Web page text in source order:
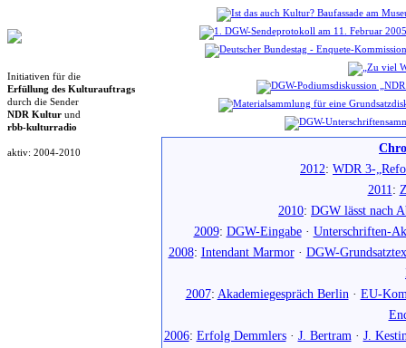
Initiativen für die
Erfüllung des Kulturauftrags
durch die Sender
NDR Kultur und
rbb-kulturradio
aktiv: 2004-2010
2012: WDR 3-
2011:
2010: DGW lässt nach
2009: DGW-Eingabe· Unterschriften-
2008: Intendant Marmor· DGW-
2007: Akademiegespräch Berlin · EU-
2006: Erfolg Demmlers· J. Bertram · J.